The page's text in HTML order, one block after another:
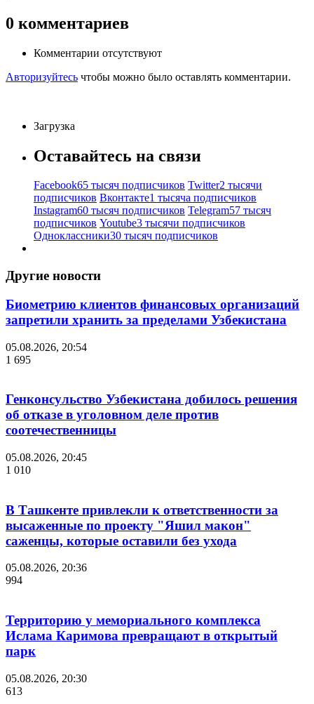
0 комментариев
Комментарии отсутствуют
Авторизуйтесь чтобы можно было оставлять комментарии.
Загрузка
Оставайтесь на связи
Facebook65 тысяч подписчиков Twitter2 тысячи
подписчиков Вконтакте1 тысяча подписчиков
Instagram60 тысяч подписчиков Telegram57 тысяч
подписчиков Youtube3 тысячи подписчиков
Одноклассники30 тысяч подписчиков
Другие новости
Биометрию клиентов финансовых организаций
запретили хранить за пределами Узбекистана
05.08.2026, 20:54
1 695
Генконсульство Узбекистана добилось решения
об отказе в уголовном деле против
соотечественницы
05.08.2026, 20:45
1 010
В Ташкенте привлекли к ответственности за
высаженные по проекту "Яшил макон"
саженцы, которые оставили без ухода
05.08.2026, 20:36
994
Территорию у мемориального комплекса
Ислама Каримова превращают в открытый
парк
05.08.2026, 20:30
613